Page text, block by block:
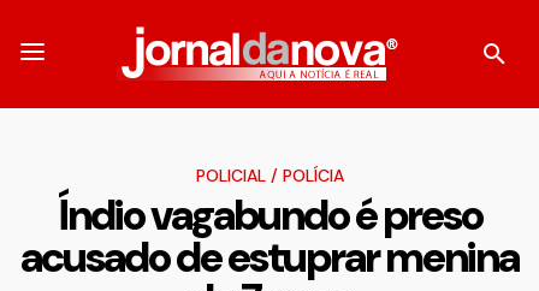
POLICIAL/ POLÍCIA
Índio vagabundo é preso
acusado de estuprar menina